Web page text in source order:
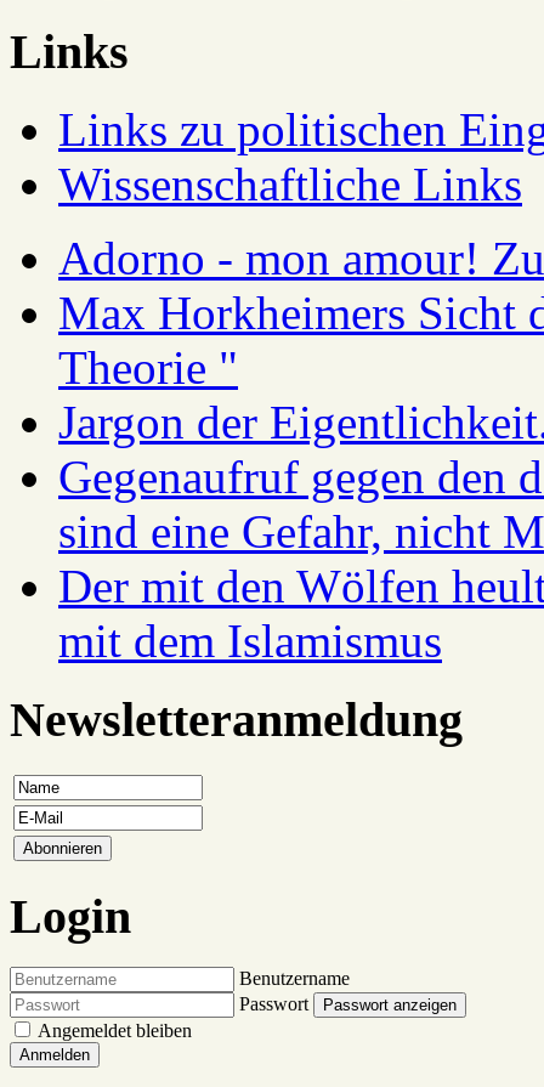
Links
Links zu politischen
Wissenschaftliche Links
Adorno - mon amour!
Max Horkheimers Sicht
Theorie "
Jargon der
Gegenaufruf gegen den
sind eine Gefahr, nicht
Der mit den Wölfen
mit dem Islamismus
Newsletteranmeldung
Login
Benutzername
Passwort
Passwort anzeigen
Angemeldet bleiben
Anmelden